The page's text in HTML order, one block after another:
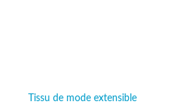
Tissu de mode extensible